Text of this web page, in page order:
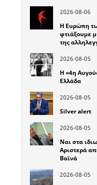
2026-08-06
Η Ευρώπη
φτιάξουμε
της
2026-08-05
Η «4η
Ελλάδα
2026-08-05
Silver alert
2026-08-05
Ναι στα
Αριστερά
Βαϊνά
2026-08-05